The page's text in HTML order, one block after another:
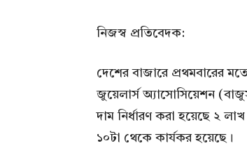
নিজস্ব প্রতিবেদক:
দেশের বাজারে প্রথমবারের
জুয়েলার্স অ্যাসোসিয়েশন
দাম নির্ধারণ করা হয়েছে ২
১০টা থেকে কার্যকর হয়েছে।